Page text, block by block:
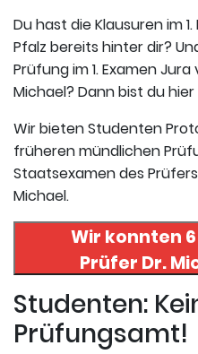
Du hast die Klausuren im
Pfalz bereits hinter dir?
Prüfung im 1. Examen
Michael? Dann bist du
Wir bieten Studenten
früheren mündlichen
Staatsexamen des
Michael.
Wir konnten
Prüfer Dr.
uneserer
registrieren
Studenten:
Prüfungsamt!